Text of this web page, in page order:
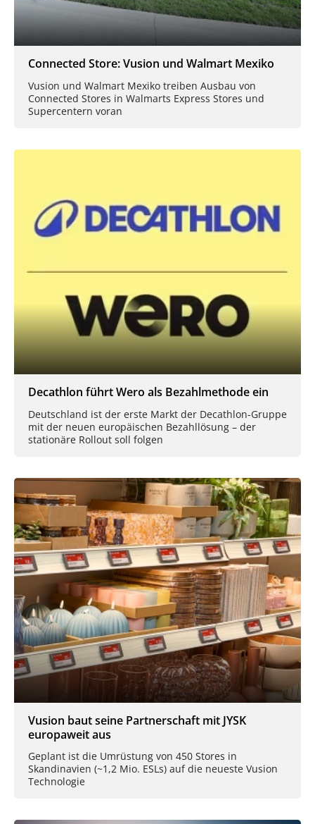
Connected Store: Vusion und Walmart Mexiko
Vusion und Walmart Mexiko treiben Ausbau von
Connected Stores in Walmarts Express Stores und
Supercentern voran
Decathlon führt Wero als Bezahlmethode ein
Deutschland ist der erste Markt der Decathlon-Gruppe
mit der neuen europäischen Bezahllösung – der
stationäre Rollout soll folgen
Vusion baut seine Partnerschaft mit JYSK
europaweit aus
Geplant ist die Umrüstung von 450 Stores in
Skandinavien (~1,2 Mio. ESLs) auf die neueste Vusion
Technologie